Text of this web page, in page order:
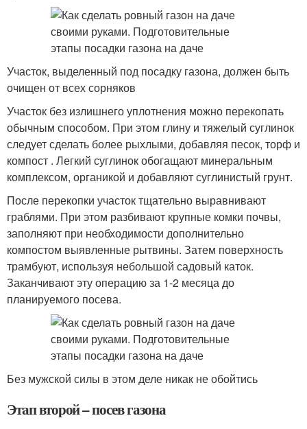
Участок, выделенный под посадку газона, должен быть
очищен от всех сорняков
Участок без излишнего уплотнения можно перекопать
обычным способом. При этом глину и тяжелый суглинок
следует сделать более рыхлыми, добавляя песок, торф и
компост . Легкий суглинок обогащают минеральным
комплексом, органикой и добавляют суглинистый грунт.
После перекопки участок тщательно выравнивают
граблями. При этом разбивают крупные комки почвы,
заполняют при необходимости дополнительно
компостом выявленные рытвины. Затем поверхность
трамбуют, используя небольшой садовый каток.
Заканчивают эту операцию за 1-2 месяца до
планируемого посева.
Без мужской силы в этом деле никак не обойтись
Этап второй – посев газона